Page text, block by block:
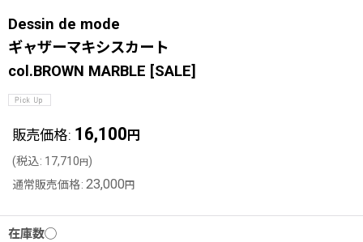
Dessin de mode
ギャザーマキシスカート
col.BROWN MARBLE [SALE]
販売価格: 16,100 円
(税込: 17,710円)
通常販売価格: 23,000円
在庫数◯